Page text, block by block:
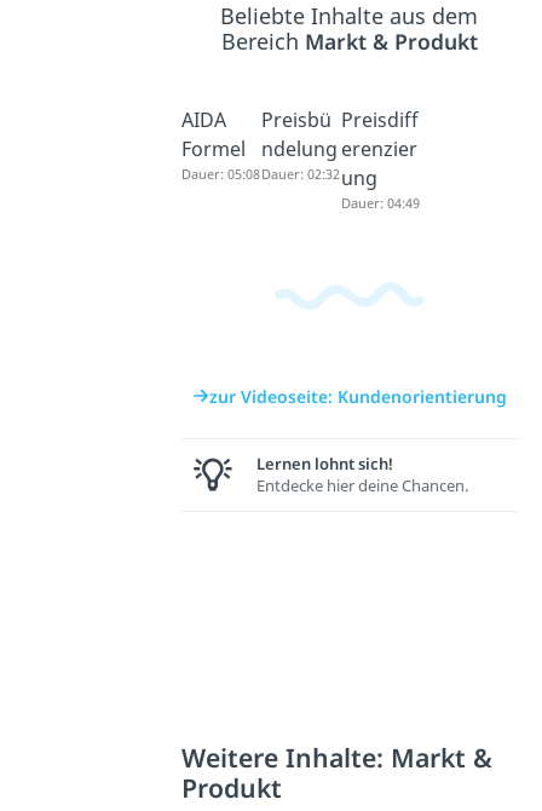
Beliebte Inhalte aus dem
Bereich Markt & Produkt
AIDA
Formel
Dauer: 05:08
Preisbü
ndelung
Dauer: 02:32
Preisdiff
erenzier
ung
Dauer: 04:49
zur Videoseite: Kundenorientierung
Lernen lohnt sich!
Entdecke hier deine Chancen.
Weitere Inhalte: Markt &
Produkt